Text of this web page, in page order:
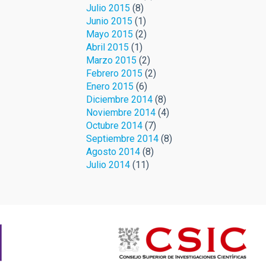
Julio 2015 (8)
Junio 2015 (1)
Mayo 2015 (2)
Abril 2015 (1)
Marzo 2015 (2)
Febrero 2015 (2)
Enero 2015 (6)
Diciembre 2014(8)
Noviembre 2014(4)
Octubre 2014(7)
Septiembre 2014(8)
Agosto 2014(8)
Julio 2014(11)